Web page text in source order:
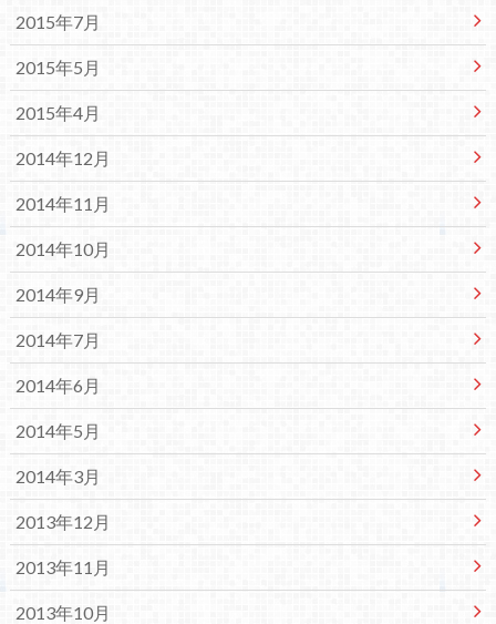
2015年7月
2015年5月
2015年4月
2014年12月
2014年11月
2014年10月
2014年9月
2014年7月
2014年6月
2014年5月
2014年3月
2013年12月
2013年11月
2013年10月